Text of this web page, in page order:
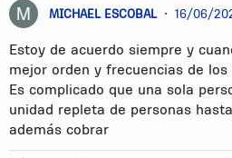
MICHAEL ESCOBAL• 16/06/
Estoy de acuerdo siempre y
mejor orden y frecuencias de los
Es complicado que una sola
unidad repleta de personas
además cobrar